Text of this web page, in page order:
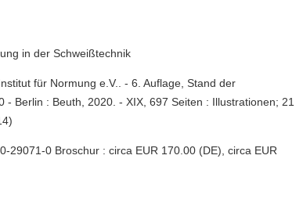
in der Schweißtechnik
für Normung e.V.. - 6. Auflage, Stand der
- Berlin : Beuth, 2020. - XIX, 697 Seiten : Illustrationen; 21
29071-0 Broschur : circa EUR 170.00 (DE), circa EUR